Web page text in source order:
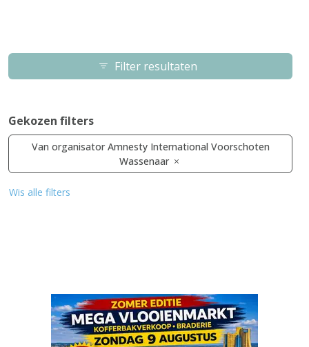
Filter resultaten
Gekozen filters
Van organisator Amnesty International Voorschoten
Wassenaar
Wis alle filters